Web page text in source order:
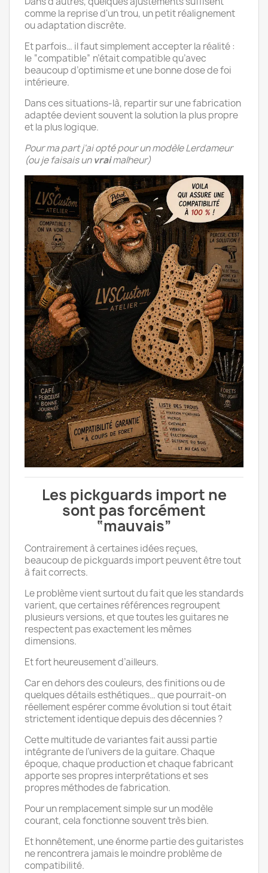
comme la reprise d'un trou, un petit réalignement
ou adaptation discrète.
Et parfois… il faut simplement accepter la réalité :
le “compatible” n’était compatible qu’avec
beaucoup d’optimisme et une bonne dose de foi
intérieure.
Dans ces situations-là, repartir sur une fabrication
adaptée devient souvent la solution la plus propre
et la plus logique.
Pour ma part j'ai opté pour un modèle Lerdameur
(ou je faisais unvraimalheur)
Les pickguards import ne
sont pas forcément
“mauvais”
Contrairement à certaines idées reçues,
beaucoup de pickguards import peuvent être tout
à fait corrects.
Le problème vient surtout du fait que les standards
varient, que certaines références regroupent
plusieurs versions, et que toutes les guitares ne
respectent pas exactement les mêmes
dimensions.
Et fort heureusement d’ailleurs.
Car en dehors des couleurs, des finitions ou de
quelques détails esthétiques… que pourrait-on
réellement espérer comme évolution si tout était
strictement identique depuis des décennies ?
Cette multitude de variantes fait aussi partie
intégrante de l’univers de la guitare. Chaque
époque, chaque production et chaque fabricant
apporte ses propres interprétations et ses
propres méthodes de fabrication.
Pour un remplacement simple sur un modèle
courant, cela fonctionne souvent très bien.
Et honnêtement, une énorme partie des guitaristes
ne rencontrera jamais le moindre problème de
compatibilité.